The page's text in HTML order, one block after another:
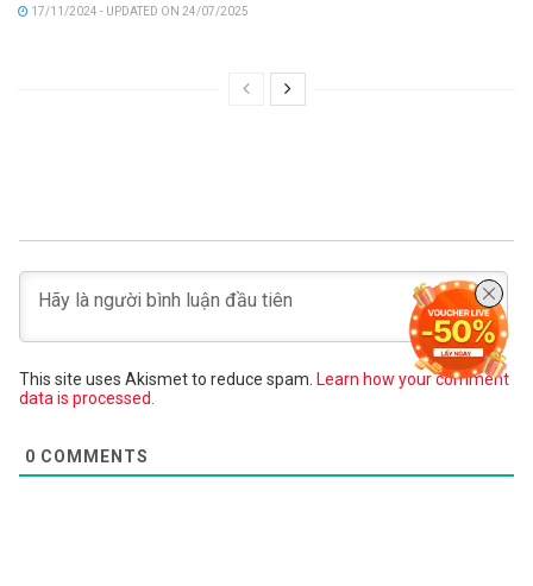
17/11/2024 - UPDATED ON 24/07/2025
This site uses Akismet to reduce spam. Learn how your comment
data is processed.
0 COMMENTS